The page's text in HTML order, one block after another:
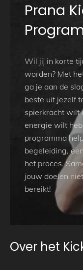
Prana
Wil jij in korte
worden? Met
ga je aan de
beste uit jezelf
spierkracht wilt
energie wilt
programma
begeleiding,
het proces.
jouw doelen
bereikt!
Over het